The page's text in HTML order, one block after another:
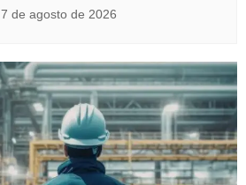
7 de agosto de 2026